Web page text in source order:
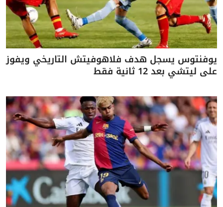
يوفنتوس يسجل هدف فلاهوفيتش التاريخي ويفوز
على ليتشي بعد 12 ثانية فقط